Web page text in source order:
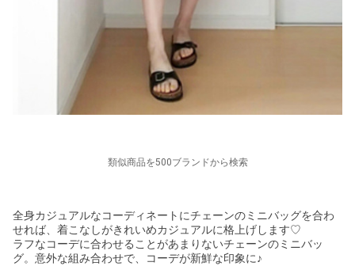
類似商品を500ブランドから検索
全身カジュアルなコーディネートにチェーンのミニバッグを合わ
せれば、着こなしがきれいめカジュアルに格上げします♡
ラフなコーデに合わせることがあまりないチェーンのミニバッ
グ。意外な組み合わせで、コーデが新鮮な印象に♪